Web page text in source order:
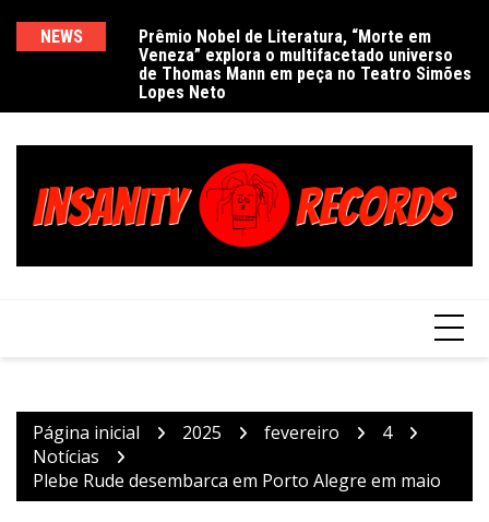
NEWS
“Morte em
universo
Delírios de Hamilton celebra 30 anos de
estrada com show no Gravador Pub
Página inicial 2025 fevereiro
4
Notícias
Plebe Rude desembarca em Porto Alegre em maio